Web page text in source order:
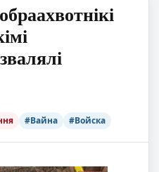
#Вайна #Войска